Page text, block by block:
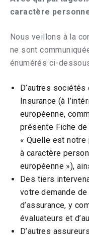
caractère
Nous veillons à la
ne sont
énumérés ci-
D’autres
Insurance (à
européenne,
présente Fiche
« Quelle est
à caractère
européenne »),
Des tiers
votre demande
d’assurance, y
évaluateurs et
D’autres